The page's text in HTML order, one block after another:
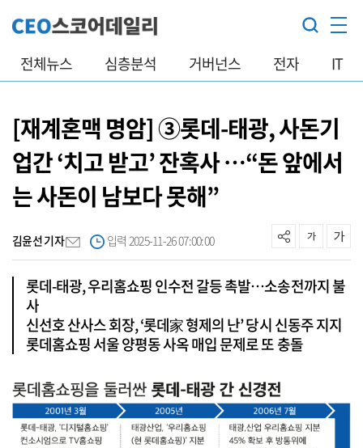
전체뉴스 심층분석 거버넌스 전자 IT
[재계혼맥 명암] ③롯데-태광, 사돈기
업간 ‘치고 받고’ 잔혹사 …“돈 앞에서
는 사돈이 남보다 못해”
김윤선 기자 입력 2025-11-26 07:00:00
롯데-태광, 우리홈쇼핑 인수전 갈등 촉발…소송전까지 불
사
신선호 산사스 회장, ‘롯데家 형제의 난’ 당시 신동주 지지
롯데홈쇼핑 서울 양평동 사옥 매입 문제로 또 충돌